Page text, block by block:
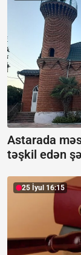
Astarada
təşkil edən
25 İyul 16:15